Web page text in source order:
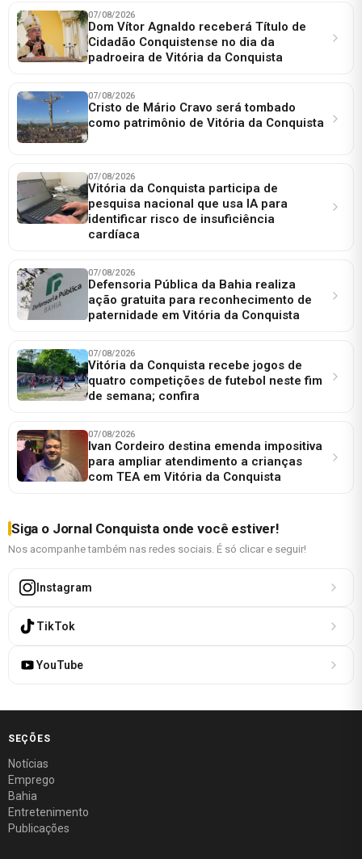
07/08/2026
Dom Vítor Agnaldo receberá Título de
Cidadão Conquistense no dia da
padroeira de Vitória da Conquista
07/08/2026
Cristo de Mário Cravo será tombado
como patrimônio de Vitória da Conquista
07/08/2026
Vitória da Conquista participa de
pesquisa nacional que usa IA para
identificar risco de insuficiência
cardíaca
07/08/2026
Defensoria Pública da Bahia realiza
ação gratuita para reconhecimento de
paternidade em Vitória da Conquista
07/08/2026
Vitória da Conquista recebe jogos de
quatro competições de futebol neste fim
de semana; confira
07/08/2026
Ivan Cordeiro destina emenda impositiva
para ampliar atendimento a crianças
com TEA em Vitória da Conquista
Siga o Jornal Conquista onde você estiver!
Nos acompanhe também nas redes sociais. É só clicar e seguir!
Instagram
TikTok
YouTube
SEÇÕES
Notícias
Emprego
Bahia
Entretenimento
Publicações